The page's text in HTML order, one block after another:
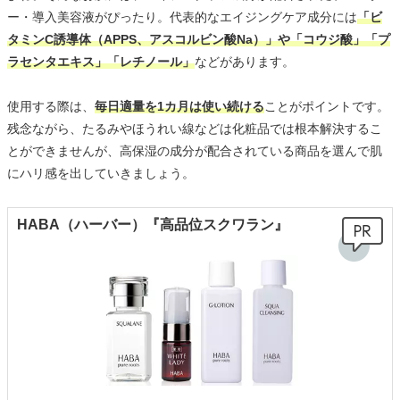
ー・導入美容液がぴったり。代表的なエイジングケア成分には「ビ
タミンC誘導体（APPS、アスコルビン酸Na）」や「コウジ酸」「プ
ラセンタエキス」「レチノール」などがあります。
使用する際は、 毎日適量を1カ月は使い続けることがポイントです。
残念ながら、たるみやほうれい線などは化粧品では根本解決するこ
とができませんが、高保湿の成分が配合されている商品を選んで肌
にハリ感を出していきましょう。
HABA（ハーバー）『高品位スクワラン』